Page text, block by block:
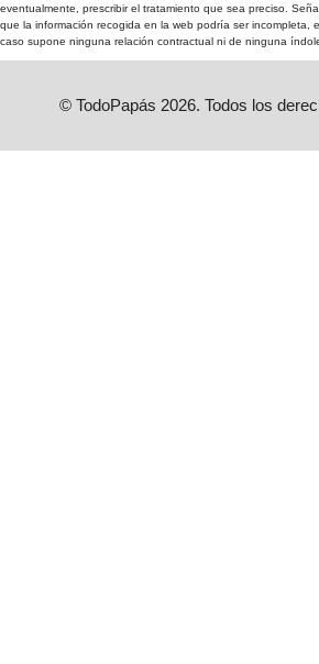
eventualmente, prescribir el tratamiento que sea preciso.
que la información recogida en la web podría ser incompleta,
caso supone ninguna relación contractual ni de ninguna
© TodoPapás 2026. Todos los